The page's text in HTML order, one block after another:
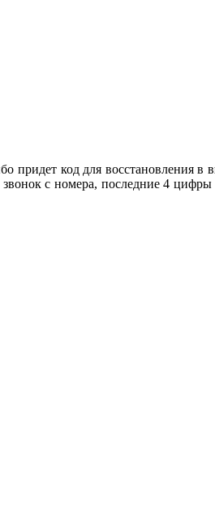
придет код для восстановления
с номера, последние 4